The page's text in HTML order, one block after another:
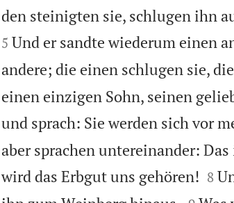
den steinigten sie, schlugen ihn
5 Und er sandte wiederum einen
andere; die einen schlugen sie,
einen einzigen Sohn, seinen
und sprach: Sie werden sich vor
aber sprachen untereinander:
wird das Erbgut uns gehören!
8